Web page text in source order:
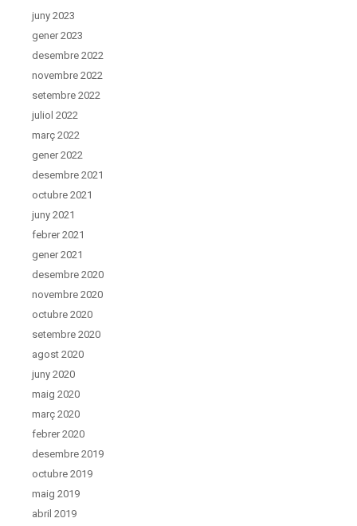
juny 2023
gener 2023
desembre 2022
novembre 2022
setembre 2022
juliol 2022
març 2022
gener 2022
desembre 2021
octubre 2021
juny 2021
febrer 2021
gener 2021
desembre 2020
novembre 2020
octubre 2020
setembre 2020
agost 2020
juny 2020
maig 2020
març 2020
febrer 2020
desembre 2019
octubre 2019
maig 2019
abril 2019